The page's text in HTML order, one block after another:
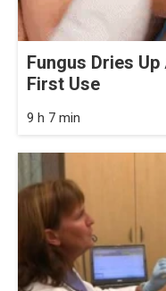
Fungus Dries
First Use
9 h 7 min